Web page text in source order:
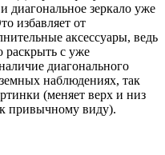
диагональное зеркало уже
избавляет от
аксессуары, ведь
раскрыть с уже
диагонального
наблюдениях, так
(меняет верх и низ
привычному виду).